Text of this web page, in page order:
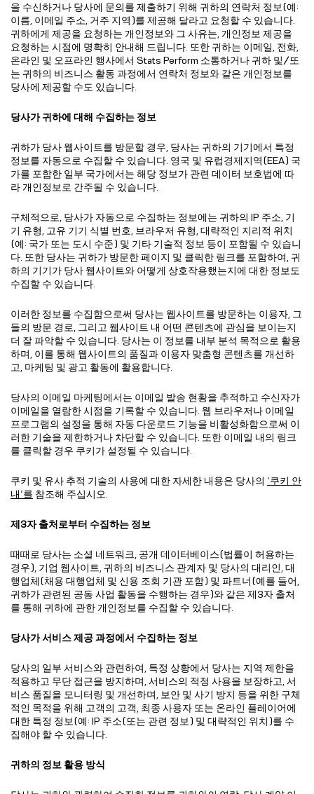
을 수신하거나 당사에 문의를 제출하기 위해 귀하의 연락처 정보(예:
이름, 이메일 주소, 거주 지역)를 제공해 달라고 요청할 수 있습니다.
귀하에게 제공을 요청하는 개인정보와 그 사유는, 개인정보 제공을
요청하는 시점에 명확히 안내해 드립니다. 또한 귀하는 이메일, 전화,
온라인 및 오프라인 행사에서 Stats Perform 소통하거나 귀하 및/또
는 귀하의 비즈니스 활동 과정에서 연락처 정보와 같은 개인정보를
당사에 제공할 수도 있습니다.
당사가 귀하에 대해 수집하는 정보
귀하가 당사 웹사이트를 방문할 경우, 당사는 귀하의 기기에서 특정
정보를 자동으로 수집할 수 있습니다. 영국 및 유럽경제지역(EEA) 국
가를 포함한 일부 국가에서는 해당 정보가 관련 데이터 보호법에 따
라 개인정보로 간주될 수 있습니다.
구체적으로, 당사가 자동으로 수집하는 정보에는 귀하의 IP 주소, 기
기 유형, 고유 기기 식별 번호, 브라우저 유형, 대략적인 지리적 위치
(예: 국가 또는 도시 수준) 및 기타 기술적 정보 등이 포함될 수 있습니
다. 또한 당사는 귀하가 방문한 페이지 및 클릭한 링크를 포함하여, 귀
하의 기기가 당사 웹사이트와 어떻게 상호작용했는지에 대한 정보도
수집할 수 있습니다.
이러한 정보를 수집함으로써 당사는 웹사이트를 방문하는 이용자, 그
들의 방문 경로, 그리고 웹사이트 내 어떤 콘텐츠에 관심을 보이는지
더 잘 파악할 수 있습니다. 당사는 이 정보를 내부 분석 목적으로 활용
하며, 이를 통해 웹사이트의 품질과 이용자 맞춤형 콘텐츠를 개선하
고, 마케팅 및 광고 활동에 활용합니다.
당사의 이메일 마케팅에서는 이메일 발송 현황을 추적하고 수신자가
이메일을 열람한 시점을 기록할 수 있습니다. 웹 브라우저나 이메일
프로그램의 설정을 통해 자동 다운로드 기능을 비활성화함으로써 이
러한 기술을 제한하거나 차단할 수 있습니다. 또한 이메일 내의 링크
를 클릭할 경우 쿠키가 설정될 수 있습니다.
쿠키 및 유사 추적 기술의 사용에 대한 자세한 내용은 당사의 ‘쿠키 안
내’를 참조해 주십시오.
제3자 출처로부터 수집하는 정보
때때로 당사는 소셜 네트워크, 공개 데이터베이스(법률이 허용하는
경우), 기업 웹사이트, 귀하의 비즈니스 관계자 및 당사의 대리인, 대
행업체(채용 대행업체 및 신용 조회 기관 포함) 및 파트너(예를 들어,
귀하가 관련된 공동 사업 활동을 수행하는 경우)와 같은 제3자 출처
를 통해 귀하에 관한 개인정보를 수집할 수 있습니다.
당사가 서비스 제공 과정에서 수집하는 정보
당사의 일부 서비스와 관련하여, 특정 상황에서 당사는 지역 제한을
적용하고 무단 접근을 방지하며, 서비스의 적정 사용을 보장하고, 서
비스 품질을 모니터링 및 개선하며, 보안 및 사기 방지 등을 위한 구체
적인 목적을 위해 고객의 고객, 최종 사용자 또는 온라인 플레이어에
대한 특정 정보(예: IP 주소(또는 관련 정보) 및 대략적인 위치)를 수
집해야 할 수 있습니다.
귀하의 정보 활용 방식